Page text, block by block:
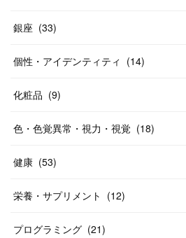
銀座 (33)
個性・アイデンティティ (14)
化粧品 (9)
色・色覚異常・視力・視覚 (18)
健康 (53)
栄養・サプリメント (12)
プログラミング (21)